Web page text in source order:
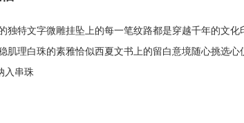
特文字微雕挂坠上的每一笔纹路都是穿越千年的文化
理白珠的素雅恰似西夏文书上的留白意境随心挑选
入串珠